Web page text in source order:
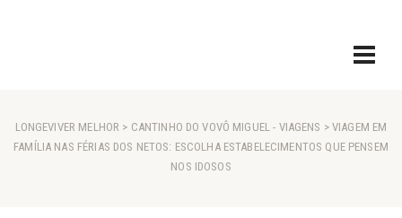
LONGEVIVER MELHOR > CANTINHO DO VOVÔ MIGUEL - VIAGENS > VIAGEM EM
FAMÍLIA NAS FÉRIAS DOS NETOS: ESCOLHA ESTABELECIMENTOS QUE PENSEM
NOS IDOSOS